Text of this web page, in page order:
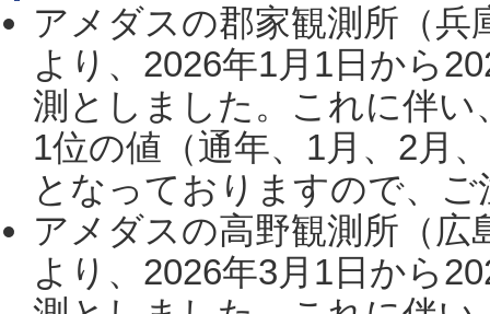
アメダスの郡家観測所（
より、2026年1月1日から
測としました。これに伴い
1位の値（通年、1月、2月
となっておりますので、
アメダスの高野観測所（
より、2026年3月1日から